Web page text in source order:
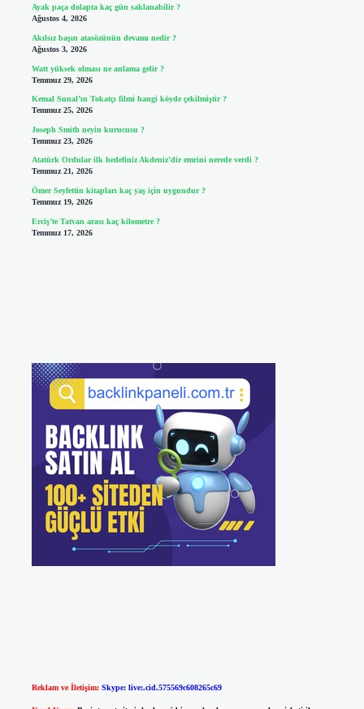
Ayak paça dolapta kaç gün saklanabilir ?
Ağustos 4, 2026
Akılsız başın atasözünün devamı nedir ?
Ağustos 3, 2026
Watt yüksek olması ne anlama gelir ?
Temmuz 29, 2026
Kemal Sunal’ın Tokatçı filmi hangi köyde çekilmiştir ?
Temmuz 25, 2026
Joseph Smith neyin kurucusu ?
Temmuz 23, 2026
Atatürk Ordular ilk hedefiniz Akdeniz’dir emrini nerede verdi ?
Temmuz 21, 2026
Ömer Seyfettin kitapları kaç yaş için uygundur ?
Temmuz 19, 2026
Erciş’te Tatvan arası kaç kilometre ?
Temmuz 17, 2026
Reklam ve İletişim: Skype: live:.cid.575569c608265c69